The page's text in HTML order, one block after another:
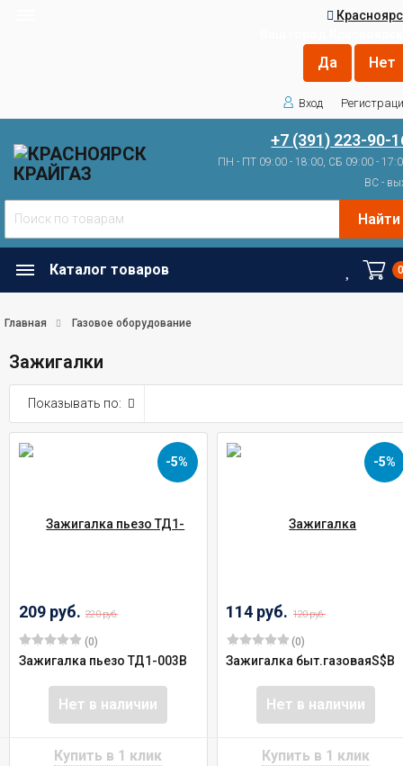
Вход
+7 (391) 223-90-
ПН - ПТ 09:00 - 18:00, СБ 09:00 -
ВС -
Найти
Каталог товаров
Главная Газовое оборудование
Зажигалки
Показывать по:
-5%
209 руб. 220 руб.
(0)
Зажигалка пьезо ТД1-003В
Нет в наличии
-5%
114 руб. 120 руб.
(0)
Зажигалка быт.газоваяS$B
Нет в наличии